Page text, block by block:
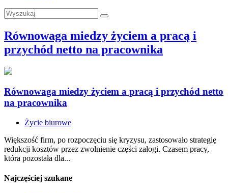
Równowaga miedzy życiem a pracą i
przychód netto na pracownika
Równowaga miedzy życiem a pracą i przychód netto
na pracownika
Życie biurowe
Większość firm, po rozpoczęciu się kryzysu, zastosowało strategię
redukcji kosztów przez zwolnienie części załogi. Czasem pracy,
która pozostała dla...
Najczęściej szukane